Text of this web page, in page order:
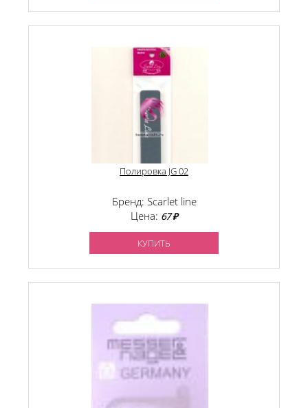
Полировка JG 02
Бренд: Scarlet line
Цена: 67 ₽
КУПИТЬ